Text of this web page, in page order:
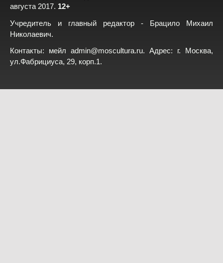
августа 2017. 12+
Учредитель и главный редактор - Брацило Михаил
Николаевич.
Контакты: мейл admin@moscultura.ru. Адрес: г. Москва,
ул.Фабрициуса, 29, корп.1.